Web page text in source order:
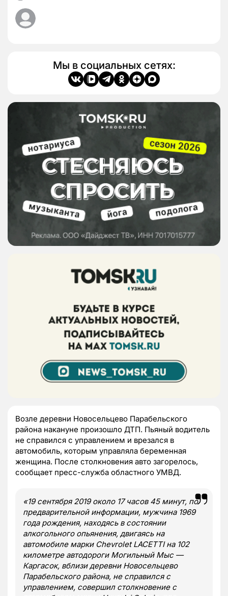
Мы в социальных сетях:
Возле деревни Новосельцево Парабельского
района накануне произошло ДТП. Пьяный водитель
не справился с управлением и врезался в
автомобиль, которым управляла беременная
женщина. После столкновения авто загорелось,
сообщает пресс-служба областного УМВД.
«19 сентября 2019 около 17 часов 45 минут, по
предварительной информации, мужчина 1969
года рождения, находясь в состоянии
алкогольного опьянения, двигаясь на
автомобиле марки Chevrolet LACETTI на 102
километре автодороги Могильный Мыс —
Каргасок, вблизи деревни Новосельцево
Парабельского района, не справился с
управлением, совершил столкновение с